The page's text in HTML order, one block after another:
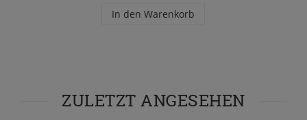
In den Warenkorb
ZULETZT ANGESEHEN